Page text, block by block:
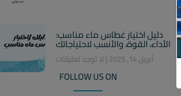
دليل اختيار غطاس ماء مناسب:
الأداء، القوة، والأنسب لاحتياجاتك
أبريل 14, 2025 لا توجد تعليقات
FOLLOW US ON